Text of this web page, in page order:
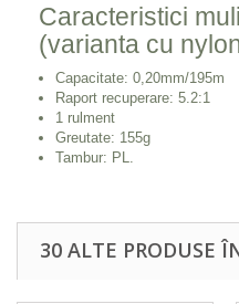
Caracteristici
(varianta cu
Capacitate: 0,20mm/195m
Raport recuperare: 5.2:1
1 rulment
Greutate: 155g
Tambur: PL.
30 ALTE PRODUSE